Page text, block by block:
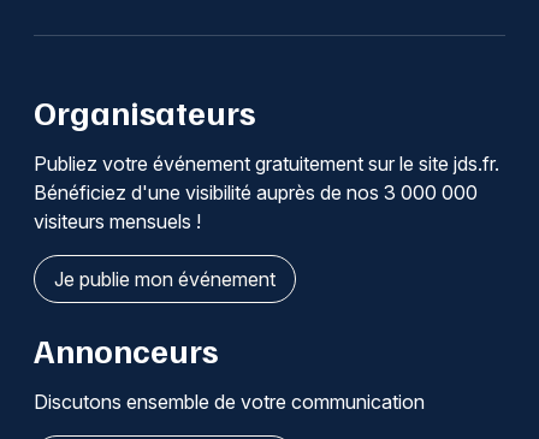
Organisateurs
Publiez votre événement gratuitement sur le site jds.fr.
Bénéficiez d'une visibilité auprès de nos 3 000 000
visiteurs mensuels !
Je publie mon événement
Annonceurs
Discutons ensemble de votre communication